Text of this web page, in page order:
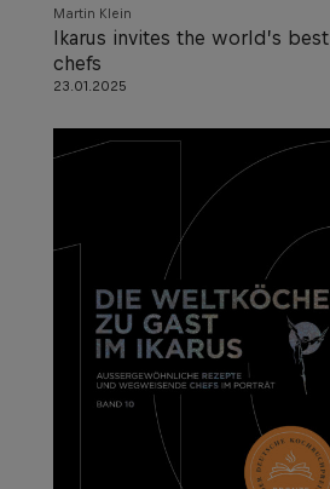
Martin Klein
Ikarus invites the world’s best
chefs
23.01.2025